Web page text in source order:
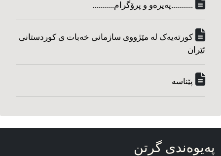
...........په‌یره‌و و پرۆگرام...........
کورته‌یه‌ک له مێژووی سازمانی خه‌بات ی کوردستانی
ئێران
پێناسه‌
په‌یوه‌ندی گرتن